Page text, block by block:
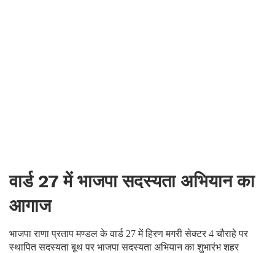
वार्ड 27 में भाजपा सदस्यता अभियान का
आगाज
भाजपा राणा प्रताप मण्डल के वार्ड 27 में हिरण मगरी सेक्टर 4 चौराहे पर
स्थापित सदस्यता बूथ पर भाजपा सदस्यता अभियान का शुभारंभ शहर